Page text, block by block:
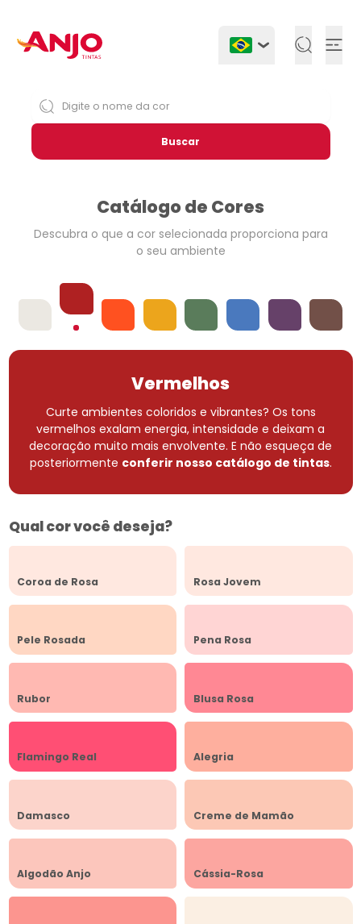
Buscar
Catálogo de Cores
Descubra o que a cor selecionada proporciona para
o seu ambiente
Offwhites
Vermelhos
LaranjasAmarelosVerdesAzuis Violetas
Vermelhos
Curte ambientes coloridos e vibrantes? Os tons
vermelhos exalam energia, intensidade e deixam a
decoração muito mais envolvente. E não esqueça de
posteriormente conferir nosso catálogo de tintas.
Qual cor você deseja?
Coroa de Rosa Rosa Jovem
Pele Rosada Pena Rosa
Rubor Blusa Rosa
Flamingo Real Alegria
Damasco Creme de Mamão
Algodão Anjo Cássia-Rosa